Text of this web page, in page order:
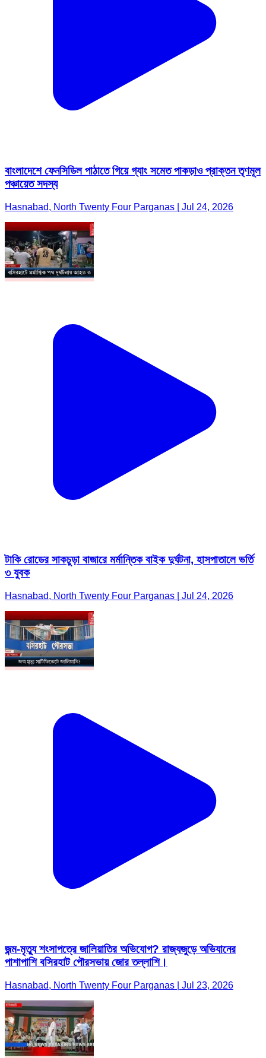
বাংলাদেশে ফেনসিডিল পাঠাতে গিয়ে গ্যাং সমেত পাকড়াও প্রাক্তন তৃণমূল
পঞ্চায়েত সদস্য
Hasnabad, North Twenty Four Parganas | Jul 24, 2026
টাকি রোডের সাকচুড়া বাজারে মর্মান্তিক বাইক দুর্ঘটনা, হাসপাতালে ভর্তি
৩ যুবক
Hasnabad, North Twenty Four Parganas | Jul 24, 2026
জন্ম-মৃত্যু শংসাপত্রে জালিয়াতির অভিযোগ? রাজ্যজুড়ে অভিযানের
পাশাপাশি বসিরহাট পৌরসভায় জোর তল্লাশি।
Hasnabad, North Twenty Four Parganas | Jul 23, 2026